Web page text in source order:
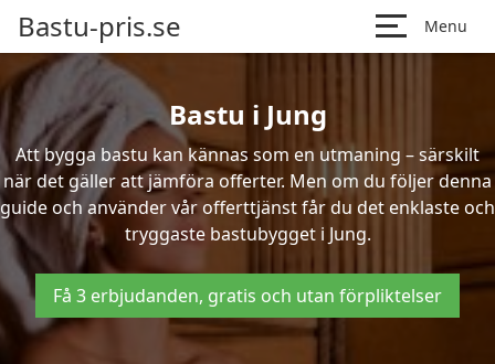
Bastu-pris.se Menu
Bastu i Jung
Att bygga bastu kan kännas som en utmaning – särskilt
när det gäller att jämföra offerter. Men om du följer denna
guide och använder vår offerttjänst får du det enklaste och
tryggaste bastubygget i Jung.
Få 3 erbjudanden, gratis och utan förpliktelser